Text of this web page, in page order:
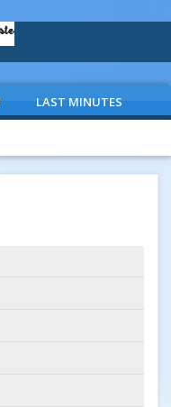
LAST MINUTES